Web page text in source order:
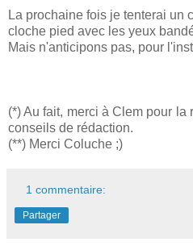
La prochaine fois je tenterai un
cloche pied avec les yeux
Mais n'anticipons pas, pour
(*) Au fait, merci à Clem pour
conseils de rédaction.
(**) Merci Coluche ;)
1 commentaire:
Partager